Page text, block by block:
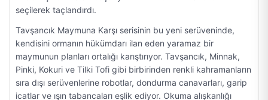
seçilerek taçlandırdı.
Tavşancık Maymuna Karşı serisinin bu yeni serüveninde,
kendisini ormanın hükümdarı ilan eden yaramaz bir
maymunun planları ortalığı karıştırıyor. Tavşancık, Minnak,
Pinki, Kokuri ve Tilki Tofi gibi birbirinden renkli kahramanların
sıra dışı serüvenlerine robotlar, dondurma canavarları, garip
icatlar ve ışın tabancaları eşlik ediyor. Okuma alışkanlığı